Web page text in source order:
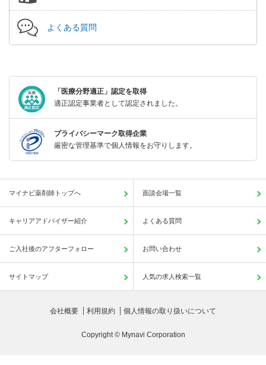
よくある質問
「医療分野適正」認定を取得
適正認定事業者として認定されました。
プライバシーマーク取得企業
厳密な管理基準で個人情報をお守りします。
マイナビ薬剤師トップへ 面談会場一覧
キャリアアドバイザー紹介 よくある質問
ご入社後のアフターフォロー お問い合わせ
サイトマップ 人気の求人検索一覧
会社概要 利用規約 個人情報の取り扱いについて
Copyright © Mynavi Corporation